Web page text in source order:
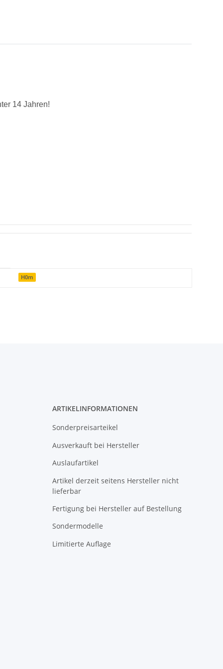
14 Jahren!
H0m
ARTIKELINFORMATIONEN
Sonderpreisarteikel
Ausverkauft bei Hersteller
Auslaufartikel
Artikel derzeit seitens Hersteller nicht
lieferbar
Fertigung bei Hersteller auf Bestellung
Sondermodelle
Limitierte Auflage